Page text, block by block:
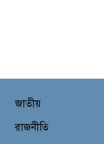
জাতীয়
রাজনীতি